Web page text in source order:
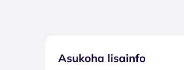
Asukoha lisainfo